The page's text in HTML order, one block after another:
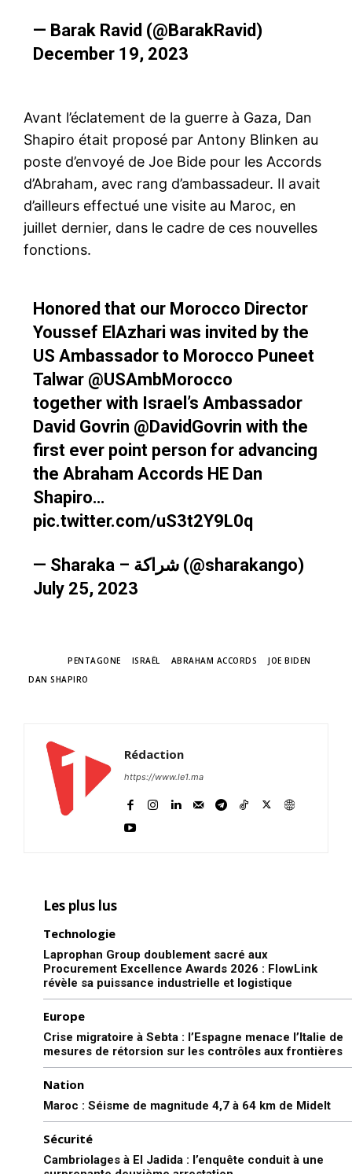
— Barak Ravid (@BarakRavid)
December 19, 2023
Avant l’éclatement de la guerre à Gaza, Dan
Shapiro était proposé par Antony Blinken au
poste d’envoyé de Joe Bide pour les Accords
d’Abraham, avec rang d’ambassadeur. Il avait
d’ailleurs effectué une visite au Maroc, en
juillet dernier, dans le cadre de ces nouvelles
fonctions.
Honored that our Morocco Director
Youssef ElAzhari was invited by the
US Ambassador to Morocco Puneet
Talwar @USAmbMorocco
together with Israel’s Ambassador
David Govrin @DavidGovrin with the
first ever point person for advancing
the Abraham Accords HE Dan
Shapiro…
pic.twitter.com/uS3t2Y9L0q
— Sharaka – شراكة (@sharakango)
July 25, 2023
PENTAGONE ISRAËL ABRAHAM ACCORDS
JOE BIDEN
DAN SHAPIRO
Rédaction
https://www.le1.ma
Les plus lus
Technologie
Laprophan Group doublement sacré aux
Procurement Excellence Awards 2026 : FlowLink
révèle sa puissance industrielle et logistique
Europe
Crise migratoire à Sebta : l’Espagne menace l’Italie de
mesures de rétorsion sur les contrôles aux frontières
Nation
Maroc : Séisme de magnitude 4,7 à 64 km de Midelt
Sécurité
Cambriolages à El Jadida : l’enquête conduit à une